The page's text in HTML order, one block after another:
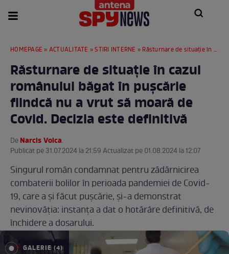
HOMEPAGE » ACTUALITATE »STIRI INTERNE » Răsturnare de situație în cazul românului băgat în pușcărie fiindcă nu a vrut să moară de Covid. Decizia este definitivă
Răsturnare de situație în cazul
românului băgat în pușcărie
fiindcă nu a vrut să moară de
Covid. Decizia este definitivă
DeNarcis Voica.
Publicat pe 31.07.2024 la 21:59 Actualizat pe 01.08.2024 la 12:07
Singurul român condamnat pentru zădărnicirea
combaterii bolilor în perioada pandemiei de Covid-
19, care a și făcut pușcărie, și-a demonstrat
nevinovăția: instanța a dat o hotărâre definitivă, de
închidere a dosarului.
GALERIE (4)